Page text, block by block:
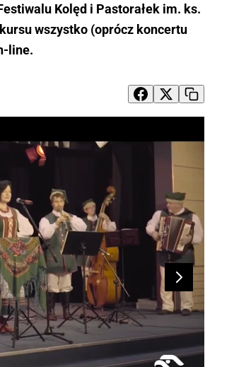
Kolęd i Pastorałek im. ks.
wszystko (oprócz koncertu
line.